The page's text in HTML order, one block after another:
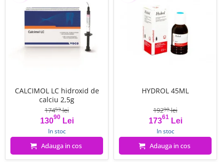
CALCIMOL LC hidroxid de
calciu 2,5g
Pret
13090 Lei
Pret de baza
17453lei
In stoc
Adauga in cos
HYDROL 45ML
Pret
17361Lei
Pret de baza
19290lei
In stoc
Adauga in cos